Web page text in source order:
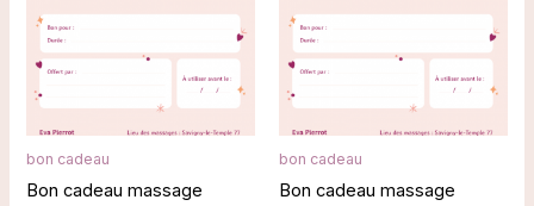
bon cadeau
Bon cadeau massage
bon cadeau
Bon cadeau massage